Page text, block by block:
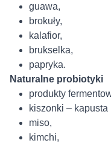
guawa,
brokuły,
kalafior,
brukselka,
papryka.
Naturalne probiotyki
produkty
kiszonki –
miso,
kimchi,